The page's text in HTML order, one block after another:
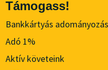
Támogass!
Bankkártyás adományozás
Adó 1%
Aktív követeink